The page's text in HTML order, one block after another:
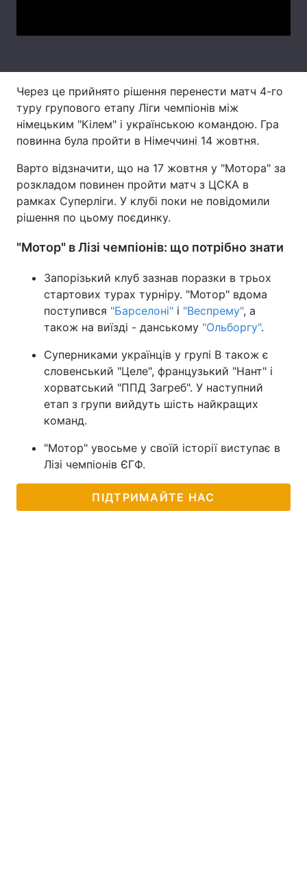
Інтерв'ю Думки
Архів Вакансії
Контакти
Послуги
Тема оформлення
Через це прийнято рішення перенести матч 4-го
туру групового етапу Ліги чемпіонів між
німецьким "Кілем" і українською командою. Гра
повинна була пройти в Німеччині 14 жовтня.
Варто відзначити, що на 17 жовтня у "Мотора" за
розкладом повинен пройти матч з ЦСКА в
рамках Суперліги. У клубі поки не повідомили
рішення по цьому поєдинку.
"Мотор" в Лізі чемпіонів: що потрібно знати
Запорізький клуб зазнав поразки в трьох
стартових турах турніру. "Мотор" вдома
поступився "Барселоні" і "Веспрему", а
також на виїзді - данському "Ольборгу".
Суперниками українців у групі B також є
словенський "Целе", французький "Нант" і
хорватський "ППД Загреб". У наступний
етап з групи вийдуть шість найкращих
команд.
"Мотор" увосьме у своїй історії виступає в
Лізі чемпіонів ЄГФ.
ПІДТРИМАЙТЕ НАС